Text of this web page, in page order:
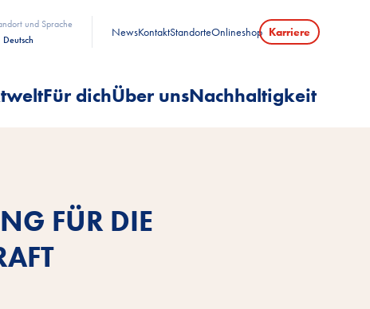
und Sprache
Deutsch
NewsKontaktStandorteOnlineshop Karriere
Für dichÜber unsNachhaltigkeit
FÜR DIE